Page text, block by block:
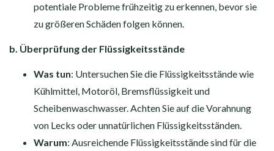
potentiale Probleme frühzeitig zu erkennen, bevor sie
zu größeren Schäden folgen können.
b. Überprüfung der Flüssigkeitsstände
Was tun: Untersuchen Sie die Flüssigkeitsstände wie
Kühlmittel, Motoröl, Bremsflüssigkeit und
Scheibenwaschwasser. Achten Sie auf die Vorahnung
von Lecks oder unnatürlichen Flüssigkeitsständen.
Warum: Ausreichende Flüssigkeitsstände sind für die